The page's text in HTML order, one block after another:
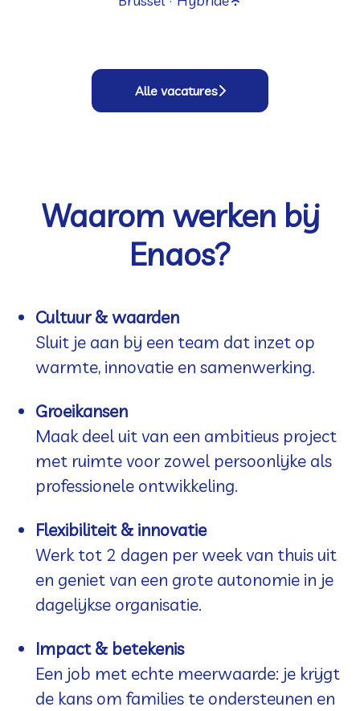
Alle vacatures
Waarom werken bij
Enaos?
Cultuur & waarden
Sluit je aan bij een team dat inzet op
warmte, innovatie en samenwerking.
Groeikansen
Maak deel uit van een ambitieus project
met ruimte voor zowel persoonlijke als
professionele ontwikkeling.
Flexibiliteit & innovatie
Werk tot 2 dagen per week van thuis uit
en geniet van een grote autonomie in je
dagelijkse organisatie.
Impact & betekenis
Een job met echte meerwaarde: je krijgt
de kans om families te ondersteunen en